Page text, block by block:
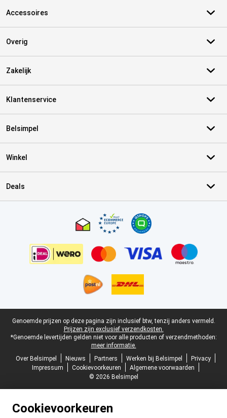
Accessoires
Overig
Zakelijk
Klantenservice
Belsimpel
Winkel
Deals
Juridische voettekst
Genoemde prijzen op deze pagina zijn inclusief btw, tenzij anders vermeld.
Prijzen zijn exclusief verzendkosten.
*Genoemde levertijden gelden niet voor alle producten of verzendmethoden:
meer informatie.
Over Belsimpel
Nieuws Partners Werken bij Belsimpel
Privacy
Impressum
Cookievoorkeuren
Algemene voorwaarden
© 2026 Belsimpel
Cookievoorkeuren